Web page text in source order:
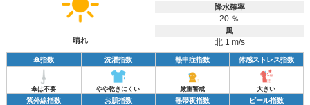
晴れ
降水確率
20 ％
風
北 1 m/s
傘指数 洗濯指数 熱中症指数 体感ストレス指数
傘は不要 やや乾きにくい 厳重警戒 大きい
紫外線指数 お肌指数 熱帯夜指数 ビール指数